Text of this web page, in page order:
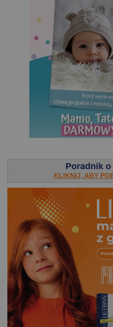
Poradnik
KLIKNIJ, ABY